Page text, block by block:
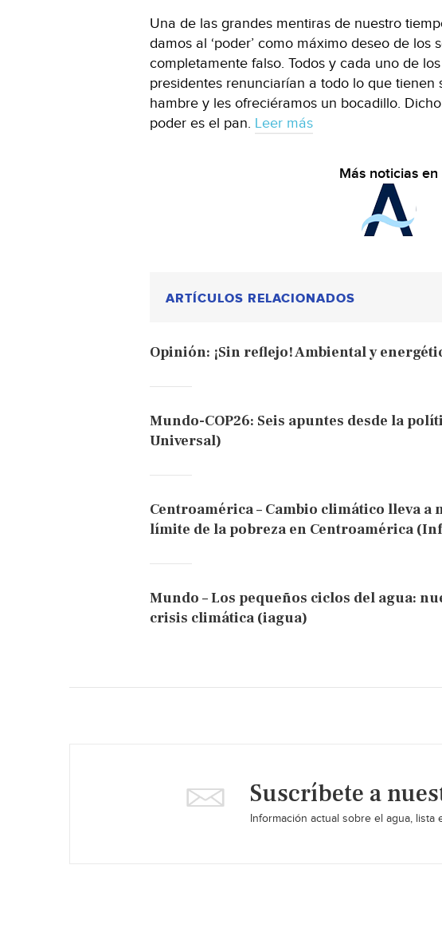
Una de las grandes mentiras de nuestro
damos al ‘poder’ como máximo deseo de los
completamente falso. Todos y cada uno de
presidentes renunciarían a todo lo que tienen
hambre y les ofreciéramos un bocadillo.
poder es el pan. Leer más
Más noticias en
ARTÍCULOS RELACIONADOS
Opinión: ¡Sin reflejo! Ambiental y
Mundo-COP26: Seis apuntes desde la
Universal)
Centroamérica – Cambio climático lleva a
límite de la pobreza en Centroamérica
Mundo – Los pequeños ciclos del agua:
crisis climática (iagua)
Suscríbete a
Información actual sobre el agua, lista